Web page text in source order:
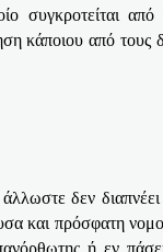
συγκροτείται
κάποιου από τους
δεν
και πρόσφατη
ή εν